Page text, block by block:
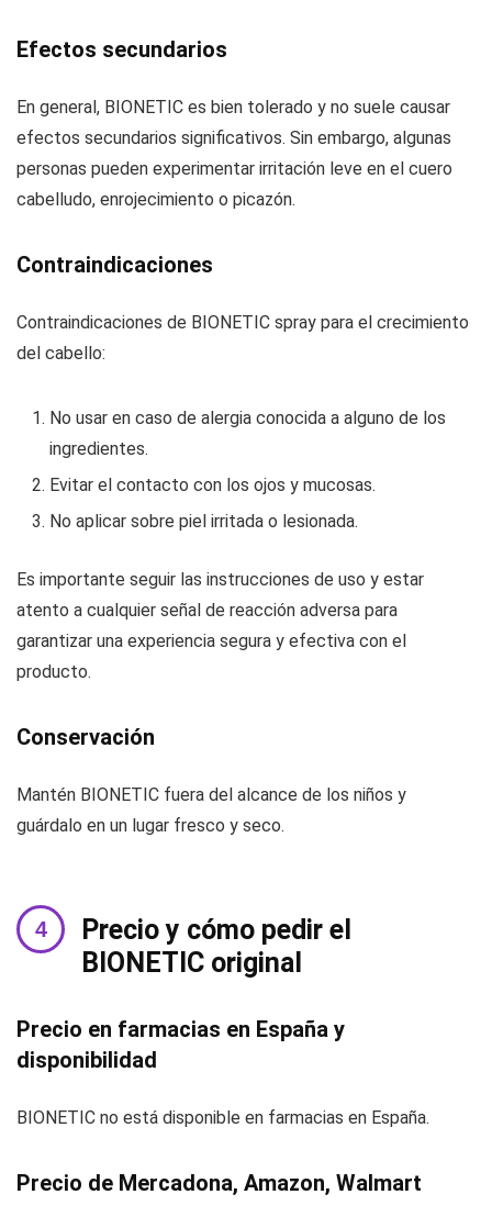
Efectos secundarios
En general, BIONETIC es bien tolerado y no suele causar
efectos secundarios significativos. Sin embargo, algunas
personas pueden experimentar irritación leve en el cuero
cabelludo, enrojecimiento o picazón.
Contraindicaciones
Contraindicaciones de BIONETIC spray para el crecimiento
del cabello:
No usar en caso de alergia conocida a alguno de los
ingredientes.
Evitar el contacto con los ojos y mucosas.
No aplicar sobre piel irritada o lesionada.
Es importante seguir las instrucciones de uso y estar
atento a cualquier señal de reacción adversa para
garantizar una experiencia segura y efectiva con el
producto.
Conservación
Mantén BIONETIC fuera del alcance de los niños y
guárdalo en un lugar fresco y seco.
Precio y cómo pedir el
BIONETIC original
Precio en farmacias en España y
disponibilidad
BIONETIC no está disponible en farmacias en España.
Precio de Mercadona, Amazon, Walmart